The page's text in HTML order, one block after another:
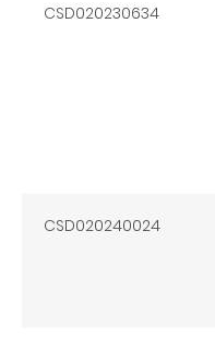
CSD020230634
CSD020240024